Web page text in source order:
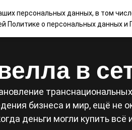
МАГАЗИН
в
бизнеса и мир, ещё не
деньги могли купить всё
персональных данных, в том
Политике о персональных данныхи